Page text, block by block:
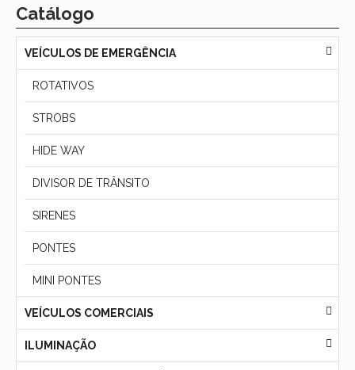
Catálogo
VEÍCULOS DE EMERGÊNCIA
ROTATIVOS
STROBS
HIDE WAY
DIVISOR DE TRÂNSITO
SIRENES
PONTES
MINI PONTES
VEÍCULOS COMERCIAIS
ILUMINAÇÃO